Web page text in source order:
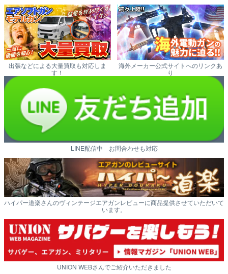
出張などによる大量買取も対応しま
す！
海外メーカー公式サイトへのリンクあ
り
LINE配信中 お問合わせも対応
ハイパー道楽さんのヴィンテージエアガンレビューに商品提供させていただいて
います。
UNION WEBさんでご紹介いただきました